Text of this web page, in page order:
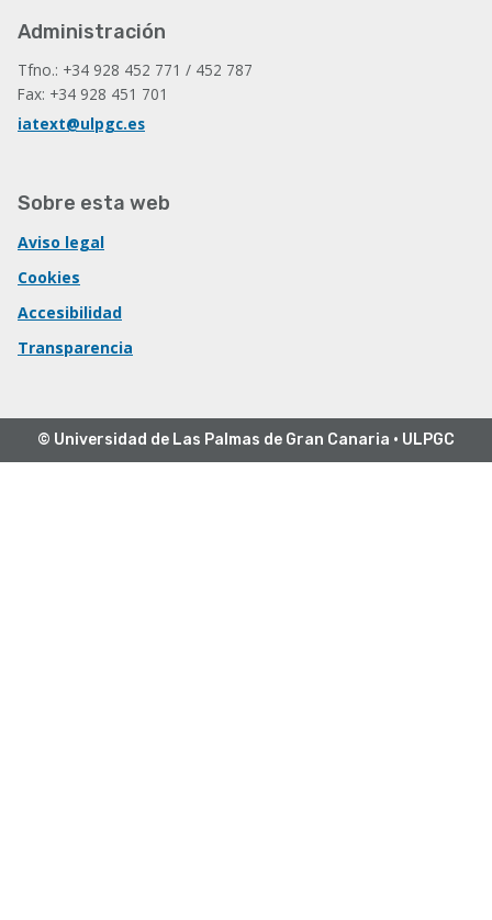
Administración
Tfno.: +34 928 452 771 / 452 787
Fax: +34 928 451 701
iatext@ulpgc.es
Sobre esta web
Aviso legal
Cookies
Accesibilidad
Transparencia
© Universidad de Las Palmas de Gran Canaria · ULPGC